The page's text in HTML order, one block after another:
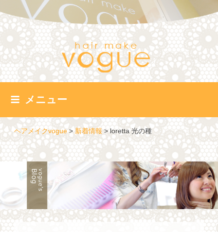
ン
テ
ツ
へ
ス
キ
メニュー
ヘアメイクvogue>新着情報>loretta 光の種